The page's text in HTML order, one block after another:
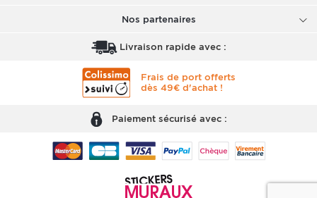
Nos partenaires
Livraison rapide avec :
Frais de port offerts
dès 49€ d'achat !
Paiement sécurisé avec :